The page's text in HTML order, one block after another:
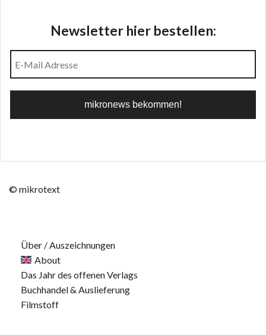
Newsletter hier bestellen:
© mikrotext
Über / Auszeichnungen
About
Das Jahr des offenen Verlags
Buchhandel & Auslieferung
Filmstoff